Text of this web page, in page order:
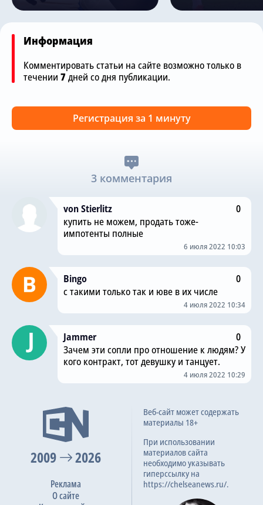
Информация
Комментировать статьи на сайте возможно только в
течении 7дней со дня публикации.
Регистрация за 1 минуту
3 комментария
von Stierlitz
0
купить не можем, продать тоже-
импотенты полные
6 июля 2022 10:03
Bingo
0
с такими только так и юве в их числе
4 июля 2022 10:34
Jammer
0
Зачем эти сопли про отношение к людям? У
кого контракт, тот девушку и танцует.
4 июля 2022 10:29
2009 2026
Реклама
О сайте
Веб-сайт может содержать
материалы 18+
При использовании
материалов сайта
необходимо указывать
гиперссылку на
https://chelseanews.ru/.